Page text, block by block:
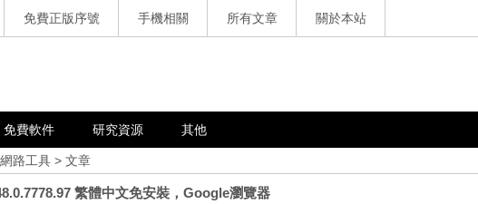
免費正版序號 手機相關 所有文章 關於本站
免費軟件 研究資源 其他
路工具 > 文章
繁體中文免安裝，Google瀏覽器